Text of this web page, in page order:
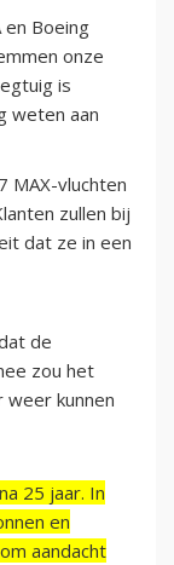
en Boeing
onze
is
weten aan
MAX-vluchten
zullen bij
dat ze in een
de
zou het
weer kunnen
25 jaar. In
en
aandacht